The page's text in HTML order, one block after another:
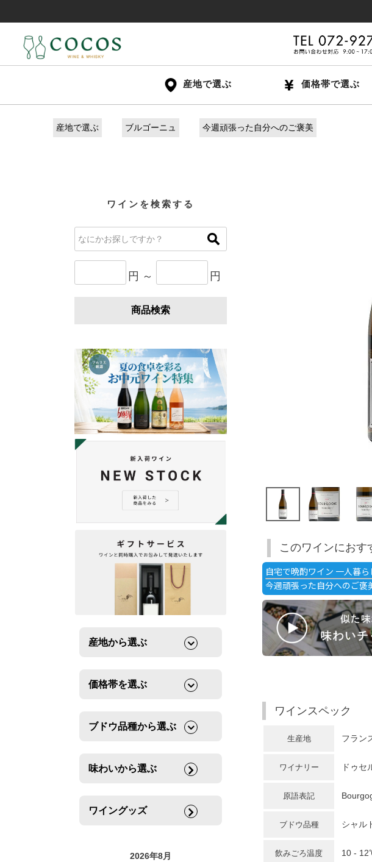
産地で選ぶ 価格帯で選ぶ
産地で選ぶ ブルゴーニュ 今週頑張った自分へのご褒美
ワインを検索する
円 ～ 円
商品検索
産地から選ぶ
価格帯を選ぶ
ブドウ品種から選ぶ
味わいから選ぶ
ワイングッズ
2026年8月
このワインにおす
自宅で晩酌ワイン 一人暮
今週頑張った自分へのご褒
ワインスペック
生産地 フラン
ワイナリー ドゥセ
原語表記
ブドウ品種 シャル
飲みごろ温度 10 -